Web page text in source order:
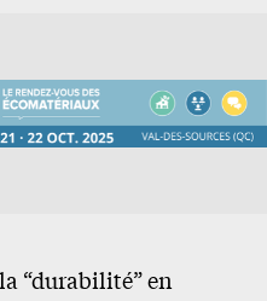
“durabilité” en